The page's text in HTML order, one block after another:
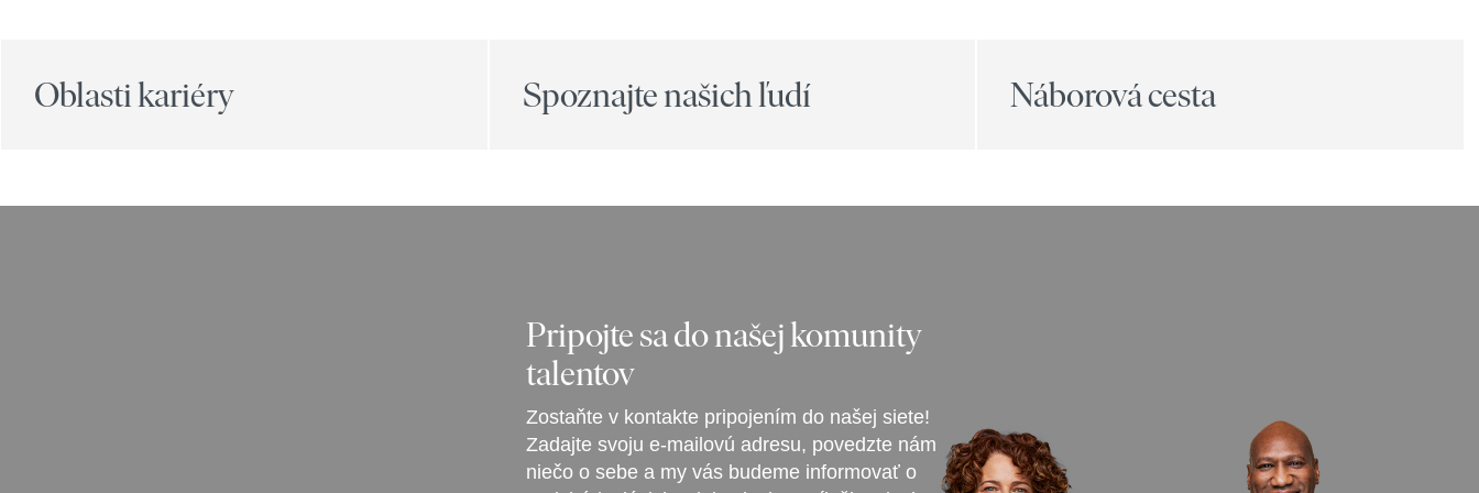
Oblasti kariéry Spoznajte našich ľudí Náborová cesta
Pripojte sa do našej komunity
talentov
Zostaňte v kontakte pripojením do našej siete!
Zadajte svoju e-mailovú adresu, povedzte nám
niečo o sebe a my vás budeme informovať o